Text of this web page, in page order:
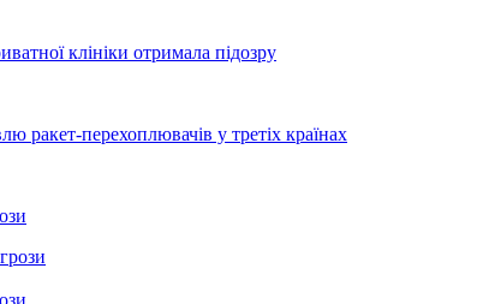
клініки отримала підозру
ракет-перехоплювачів у третіх країнах